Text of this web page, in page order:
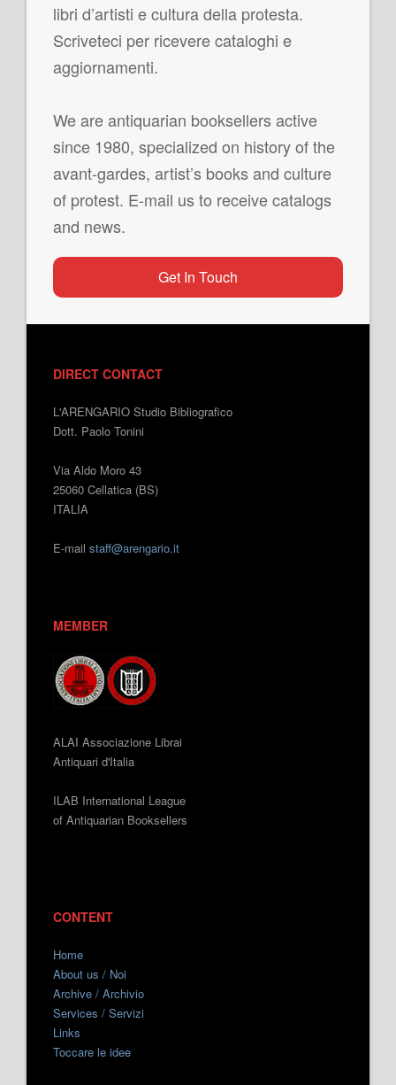
libri d’artisti e cultura della protesta.
Scriveteci per ricevere cataloghi e
aggiornamenti.
We are antiquarian booksellers active
since 1980, specialized on history of the
avant-gardes, artist’s books and culture
of protest. E-mail us to receive catalogs
and news.
Get In Touch
DIRECT CONTACT
L'ARENGARIO Studio Bibliografico
Dott. Paolo Tonini
Via Aldo Moro 43
25060 Cellatica (BS)
ITALIA
E-mail staff@arengario.it
MEMBER
ALAI Associazione Librai
Antiquari d'Italia
ILAB International League
of Antiquarian Booksellers
CONTENT
Home
About us / Noi
Archive / Archivio
Services / Servizi
Links
Toccare le idee